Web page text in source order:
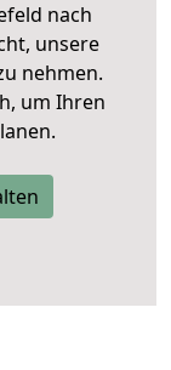
nach
unsere
nehmen.
um Ihren